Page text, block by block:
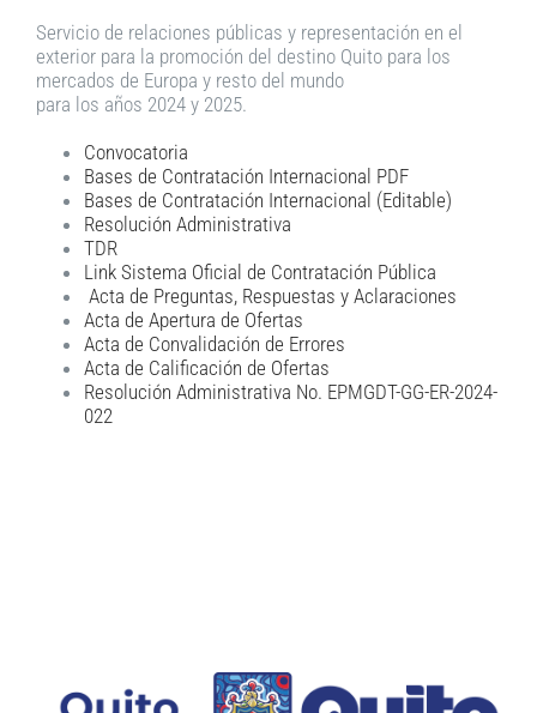
Servicio de relaciones públicas y representación en el
exterior para la promoción del destino Quito para los
mercados de Europa y resto del mundo
para los años 2024 y 2025.
Convocatoria
Bases de Contratación Internacional PDF
Bases de Contratación Internacional (Editable)
Resolución Administrativa
TDR
Link Sistema Oficial de Contratación Pública
Acta de Preguntas, Respuestas y Aclaraciones
Acta de Apertura de Ofertas
Acta de Convalidación de Errores
Acta de Calificación de Ofertas
Resolución Administrativa No. EPMGDT-GG-ER-2024-
022